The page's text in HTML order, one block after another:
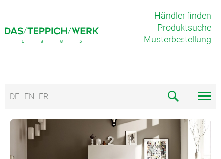
Händler finden
Produktsuche
Musterbestellung
DE EN FR